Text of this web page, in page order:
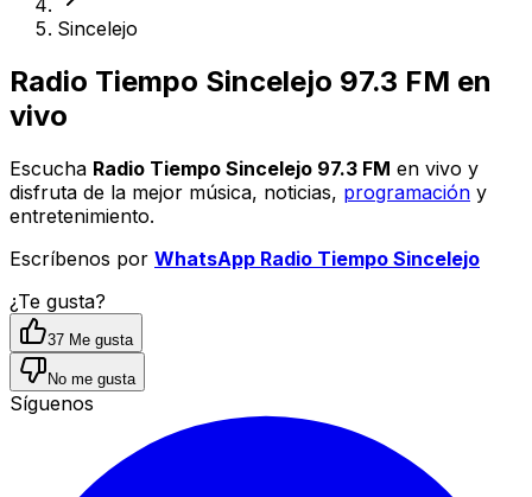
Sincelejo
Radio Tiempo Sincelejo 97.3 FM en
vivo
Escucha Radio Tiempo Sincelejo 97.3 FM en vivo y
disfruta de la mejor música, noticias, programación y
entretenimiento.
Escríbenos por WhatsApp Radio Tiempo Sincelejo
¿Te gusta?
37 Me gusta
No me gusta
Síguenos